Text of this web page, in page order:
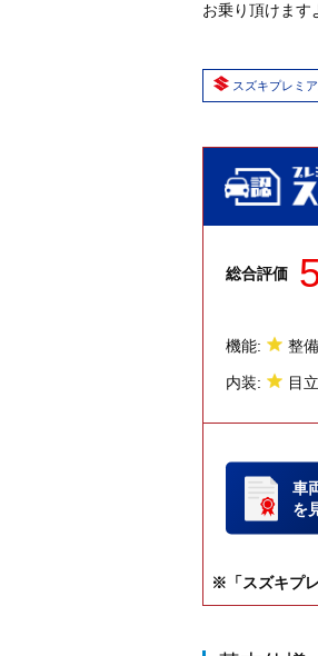
お乗り頂けます
スズキプレミ
総合評価
機能: 整
内装: 目
車
を
※「スズキプ